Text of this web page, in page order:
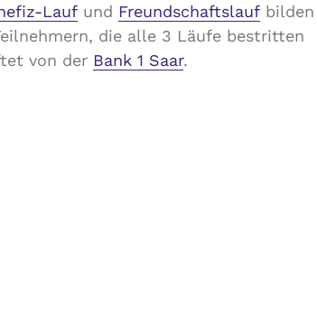
Lauf und Freundschaftslauf bilden
die alle 3 Läufe bestritten
von der Bank 1 Saar.